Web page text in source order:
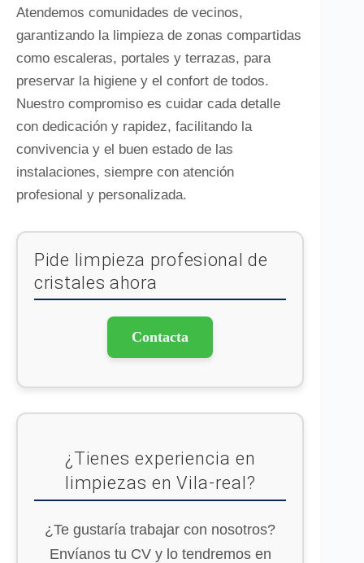
Atendemos comunidades de vecinos,
garantizando la limpieza de zonas compartidas
como escaleras, portales y terrazas, para
preservar la higiene y el confort de todos.
Nuestro compromiso es cuidar cada detalle
con dedicación y rapidez, facilitando la
convivencia y el buen estado de las
instalaciones, siempre con atención
profesional y personalizada.
Pide limpieza profesional de
cristales ahora
Contacta
¿Tienes experiencia en
limpiezas en Vila-real?
¿Te gustaría trabajar con nosotros?
Envíanos tu CV y lo tendremos en